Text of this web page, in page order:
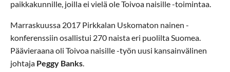
paikkakunnille, joilla ei vielä ole Toivoa naisille -toimintaa.
Marraskuussa 2017 Pirkkalan Uskomaton nainen -
konferenssiin osallistui 270 naista eri puolilta Suomea.
Päävieraana oli Toivoa naisille -työn uusi kansainvälinen
johtaja Peggy Banks